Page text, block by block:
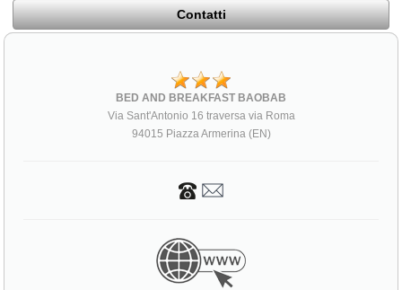
Contatti
BED AND BREAKFAST BAOBAB
Via Sant'Antonio 16 traversa via Roma
94015 Piazza Armerina (EN)